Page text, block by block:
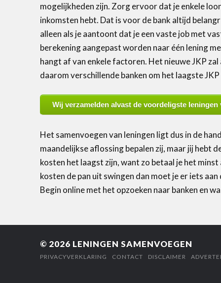
mogelijkheden zijn. Zorg ervoor dat je enkele
inkomsten hebt. Dat is voor de bank altijd
alleen als je aantoont dat je een vaste job met
berekening aangepast worden naar één lening
hangt af van enkele factoren. Het nieuwe JKP
daarom verschillende banken om het laagste
Wij verzamelden alvast de voordeligste leningen
Het samenvoegen van leningen ligt dus in de
maandelijkse aflossing bepalen zij, maar jij hebt
kosten het laagst zijn, want zo betaal je het minst
kosten de pan uit swingen dan moet je er iets
Begin online met het opzoeken naar banken en
© 2026 LENINGEN SAMENVOEGEN
PRIVACYVERKLARING CONTACT DISCLAIMER